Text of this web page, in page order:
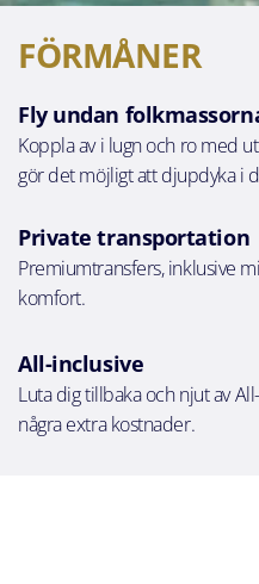
FÖRMÅNER
Fly undan
Koppla av i lugn och ro med
gör det möjligt att djupdyka i
Private transportation
Premiumtransfers, inklusive
komfort.
All-inclusive
Luta dig tillbaka och njut av
några extra kostnader.